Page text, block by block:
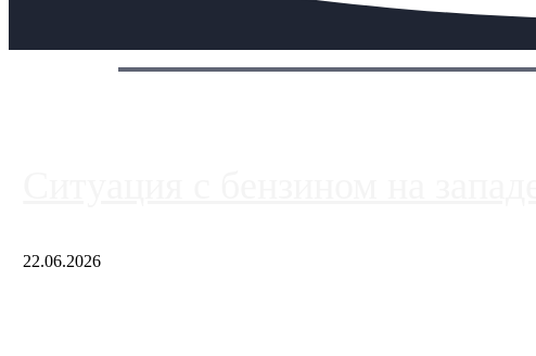
22.06.2026